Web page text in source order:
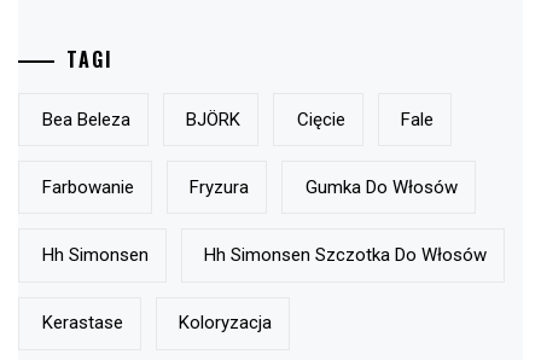
TAGI
Bea Beleza BJÖRK Cięcie Fale
Farbowanie Fryzura Gumka Do Włosów
Hh Simonsen Hh Simonsen Szczotka Do Włosów
Kerastase Koloryzacja